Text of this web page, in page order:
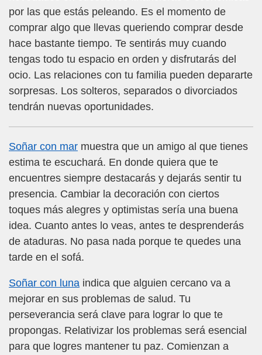
por las que estás peleando. Es el momento de
comprar algo que llevas queriendo comprar desde
hace bastante tiempo. Te sentirás muy cuando
tengas todo tu espacio en orden y disfrutarás del
ocio. Las relaciones con tu familia pueden depararte
sorpresas. Los solteros, separados o divorciados
tendrán nuevas oportunidades.
Soñar con mar muestra que un amigo al que tienes
estima te escuchará. En donde quiera que te
encuentres siempre destacarás y dejarás sentir tu
presencia. Cambiar la decoración con ciertos
toques más alegres y optimistas sería una buena
idea. Cuanto antes lo veas, antes te desprenderás
de ataduras. No pasa nada porque te quedes una
tarde en el sofá.
Soñar con luna indica que alguien cercano va a
mejorar en sus problemas de salud. Tu
perseverancia será clave para lograr lo que te
propongas. Relativizar los problemas será esencial
para que logres mantener tu paz. Comienzan a